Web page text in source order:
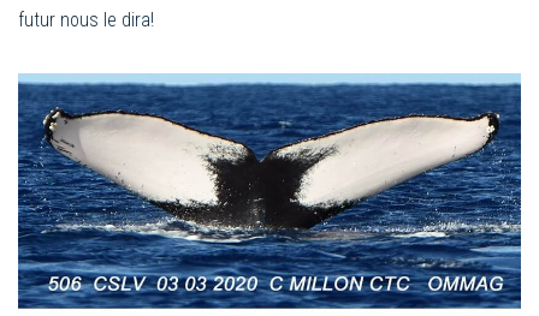
futur nous le dira!